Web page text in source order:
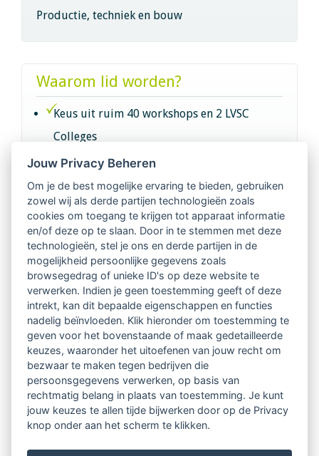
Productie, techniek en bouw
Waarom lid worden?
Keus uit ruim 40 workshops en 2 LVSC
Colleges
Intervisie met geregistreerde vakgenoten
Netwerk van 2100 professionals in 14
regio's
Vindbaar voor opdrachtgevers
Tijdschrift voor
Begeleidingskunde & kennisbank
Beroepsregistratie (LVSC keurmerk)
Lid worden van LVSC
Jouw Privacy Beheren
Om je de best mogelijke ervaring te bieden, gebruiken
zowel wij als derde partijen technologieën zoals
cookies om toegang te krijgen tot apparaat informatie
en/of deze op te slaan. Door in te stemmen met deze
technologieën, stel je ons en derde partijen in de
mogelijkheid persoonlijke gegevens zoals
browsegedrag of unieke ID's op deze website te
verwerken. Indien je geen toestemming geeft of deze
intrekt, kan dit bepaalde eigenschappen en functies
nadelig beïnvloeden. Klik hieronder om toestemming te
geven voor het bovenstaande of maak gedetailleerde
keuzes, waaronder het uitoefenen van jouw recht om
bezwaar te maken tegen bedrijven die
persoonsgegevens verwerken, op basis van
rechtmatig belang in plaats van toestemming. Je kunt
jouw keuzes te allen tijde bijwerken door op de Privacy
knop onder aan het scherm te klikken.